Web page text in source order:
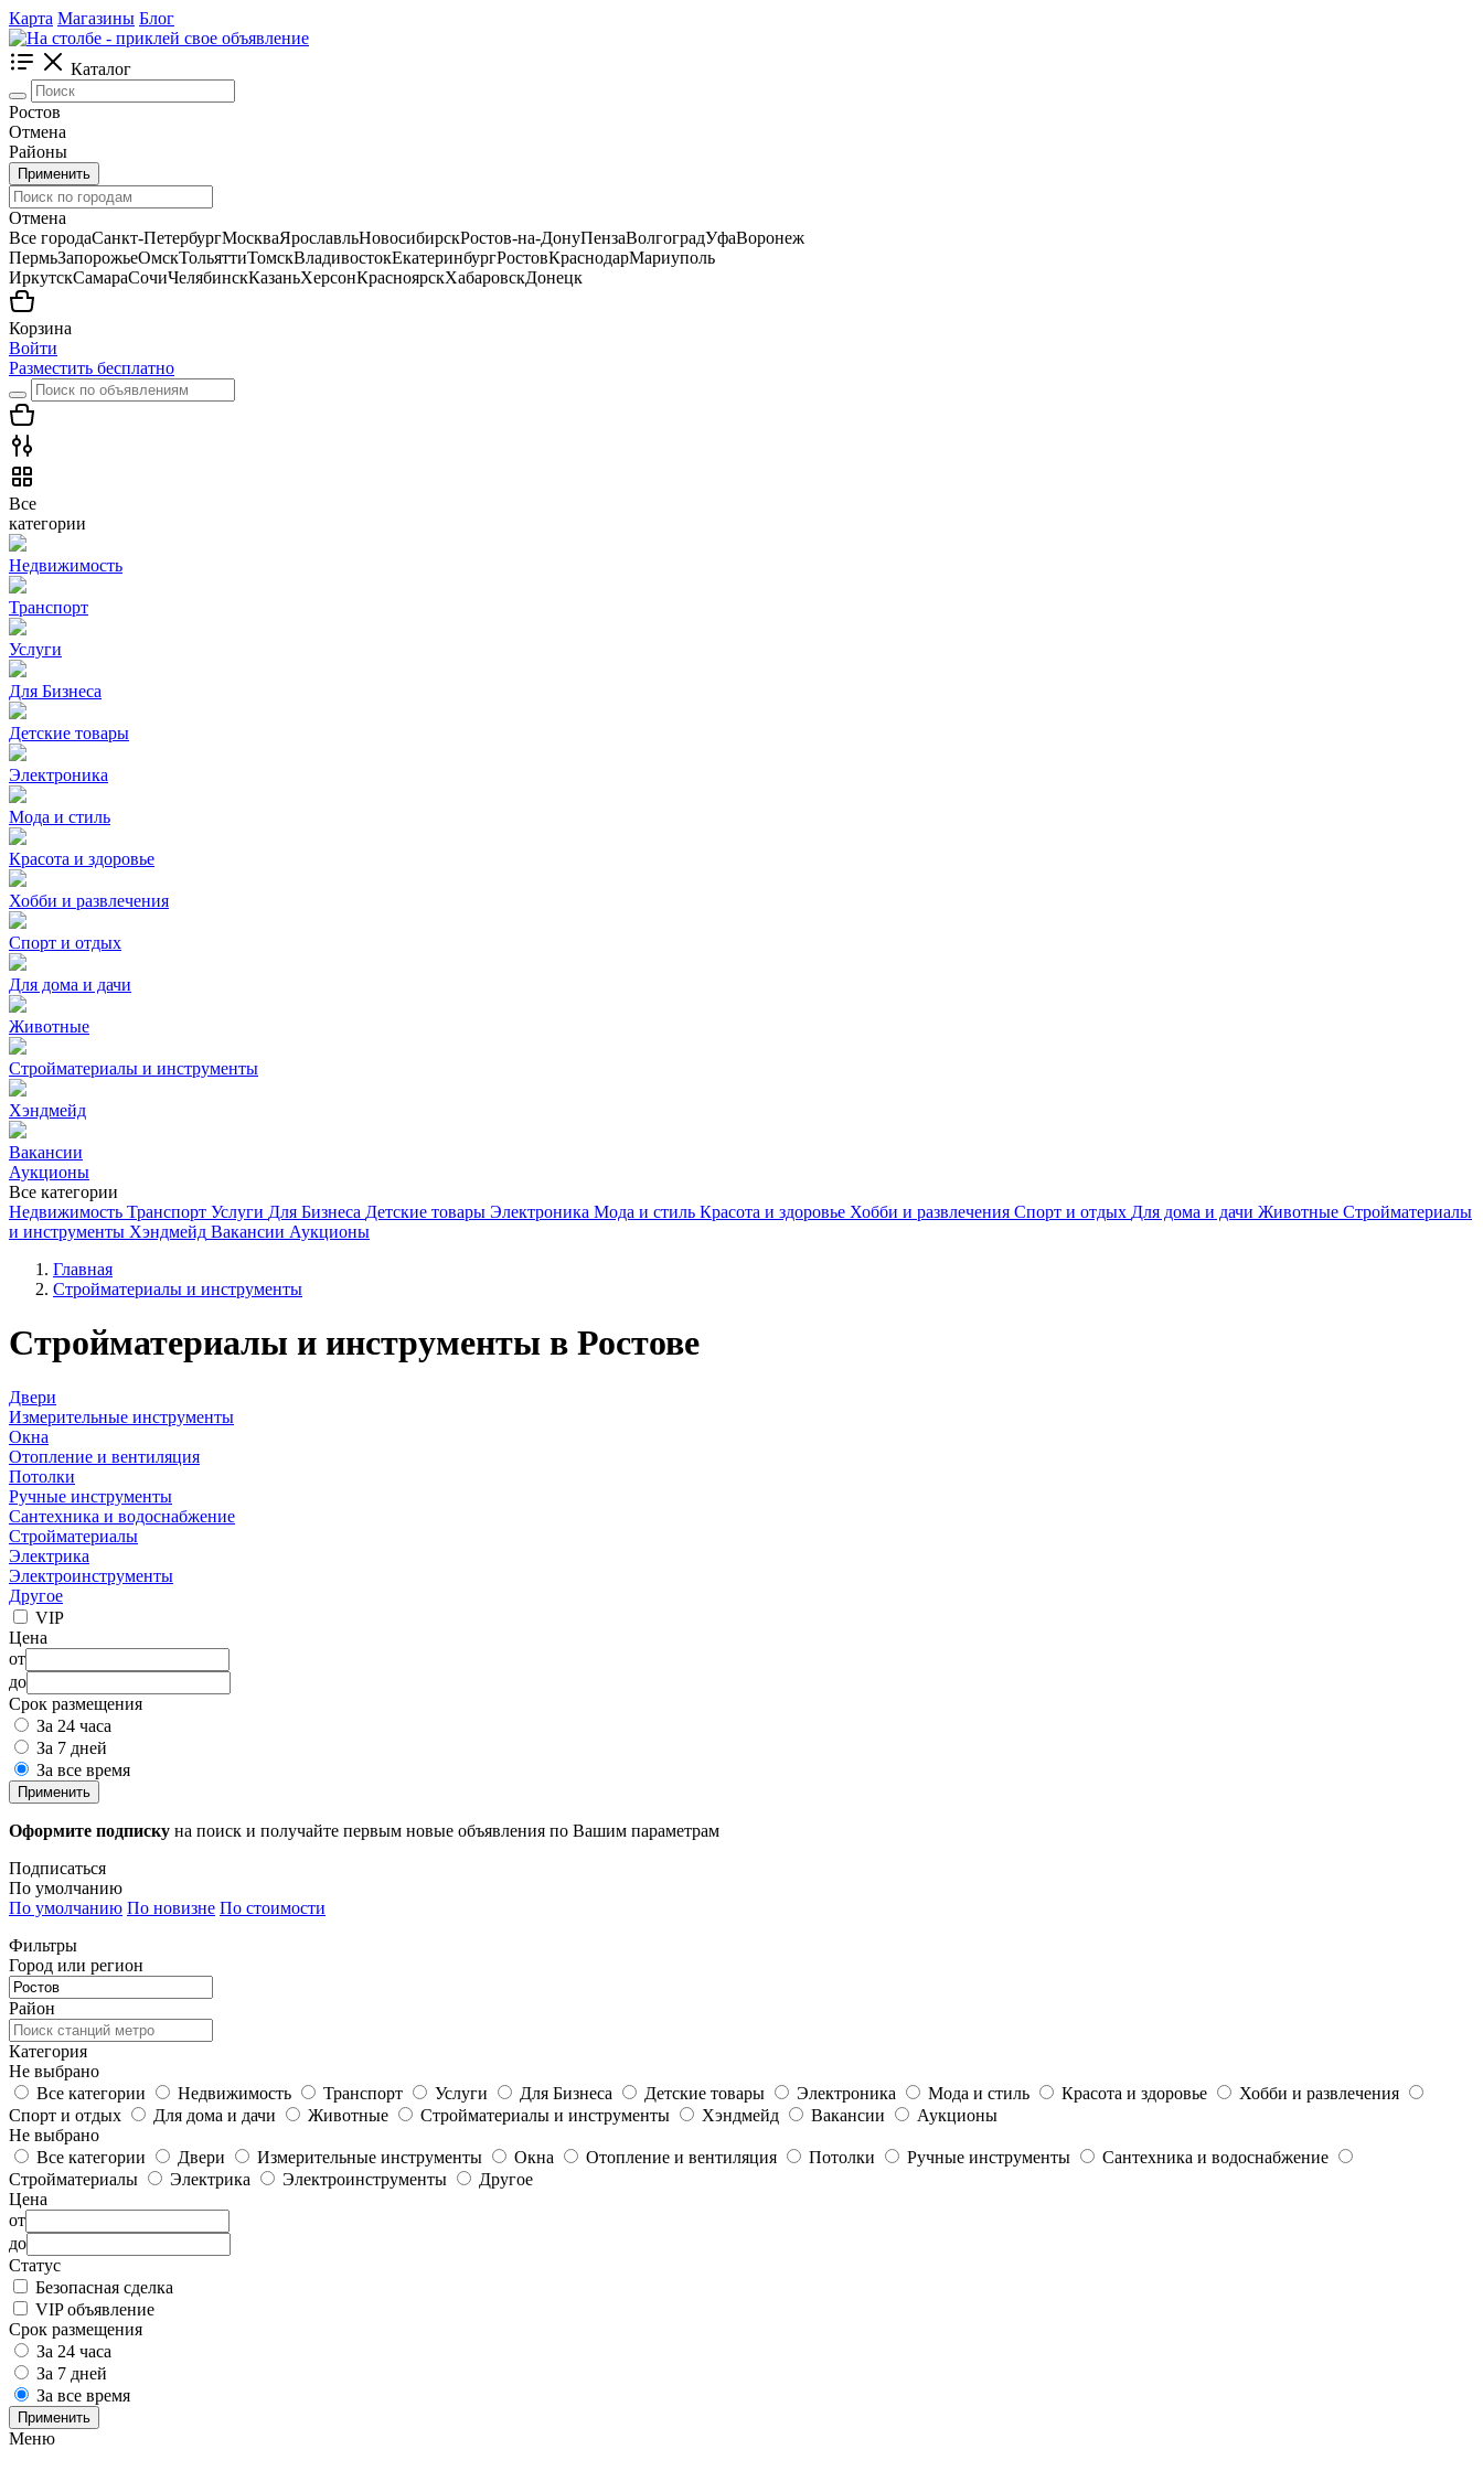
Карта Магазины Блог
Каталог
Ростов
Отмена
Районы
Применить
Отмена
Все городаСанкт-ПетербургМоскваЯрославльНовосибирскРостов-на-ДонуПензаВолгоградУфаВоронеж
ПермьЗапорожьеОмскТольяттиТомскВладивостокЕкатеринбургРостовКраснодарМариуполь
ИркутскСамараСочиЧелябинскКазаньХерсонКрасноярскХабаровскДонецк
Корзина
Войти
Разместить бесплатно
Все
категории
Недвижимость
Транспорт
Услуги
Для Бизнеса
Детские товары
Электроника
Мода и стиль
Красота и здоровье
Хобби и развлечения
Спорт и отдых
Для дома и дачи
Животные
Стройматериалы и инструменты
Хэндмейд
Вакансии
Аукционы
Все категории
Недвижимость Транспорт Услуги Для Бизнеса Детские товары Электроника Мода и стиль Красота и здоровье Хобби и развлечения Спорт и отдых Для дома и дачи Животные Стройматериалы
и инструменты Хэндмейд Вакансии Аукционы
Главная
Стройматериалы и инструменты
Стройматериалы и инструменты в Ростове
Двери
Измерительные инструменты
Окна
Отопление и вентиляция
Потолки
Ручные инструменты
Сантехника и водоснабжение
Стройматериалы
Электрика
Электроинструменты
Другое
VIP
Цена
от
до
Срок размещения
За 24 часа
За 7 дней
За все время
Применить
Оформите подписку на поиск и получайте первым новые объявления по Вашим параметрам
Подписаться
По умолчанию
По умолчанию По новизне По стоимости
Фильтры
Город или регион
Район
Категория
Не выбрано
Все категории
Недвижимость Транспорт Услуги Для Бизнеса Детские товары Электроника Мода и стиль Красота и здоровье
Хобби и развлечения
Спорт и отдых
Для дома и дачи Животные Стройматериалы и инструменты Хэндмейд Вакансии
Аукционы
Не выбрано
Все категории
Двери Измерительные инструменты Окна Отопление и вентиляция Потолки Ручные инструменты
Сантехника и водоснабжение
Стройматериалы
Электрика Электроинструменты
Другое
Цена
от
до
Статус
Безопасная сделка
VIP объявление
Срок размещения
За 24 часа
За 7 дней
За все время
Применить
Меню